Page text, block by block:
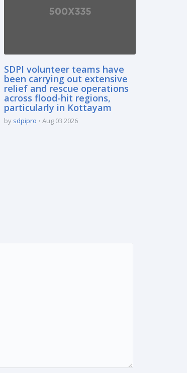
SDPI volunteer teams have
been carrying out extensive
relief and rescue operations
across flood-hit regions,
particularly in Kottayam
by sdpipro Aug 03 2026